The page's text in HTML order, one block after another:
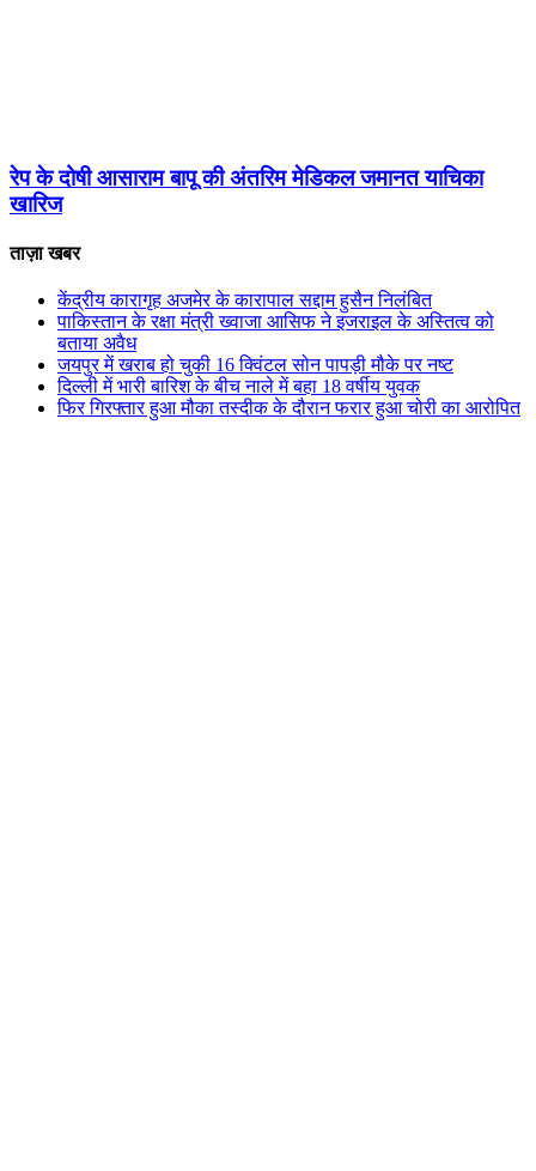
रेप के दोषी आसाराम बापू की अंतरिम मेडिकल जमानत याचिका
खारिज
ताज़ा खबर
केंद्रीय कारागृह अजमेर के कारापाल सद्दाम हुसैन निलंबित
पाकिस्तान के रक्षा मंत्री ख्वाजा आसिफ ने इजराइल के अस्तित्व को
बताया अवैध
जयपुर में खराब हो चुकी 16 क्विंटल सोन पापड़ी मौके पर नष्ट
दिल्ली में भारी बारिश के बीच नाले में बहा 18 वर्षीय युवक
फिर गिरफ्तार हुआ मौका तस्दीक के दौरान फरार हुआ चोरी का आरोपित